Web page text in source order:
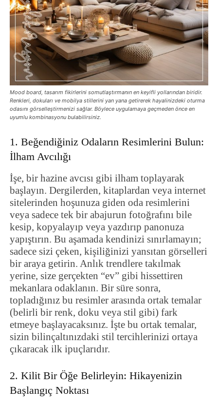
Mood board, tasarım fikirlerini somutlaştırmanın en keyifli yollarından biridir.
Renkleri, dokuları ve mobilya stillerini yan yana getirerek hayalinizdeki oturma
odasını görselleştirmenizi sağlar. Böylece uygulamaya geçmeden önce en
uyumlu kombinasyonu bulabilirsiniz.
1. Beğendiğiniz Odaların Resimlerini Bulun:
İlham Avcılığı
İşe, bir hazine avcısı gibi ilham toplayarak
başlayın. Dergilerden, kitaplardan veya internet
sitelerinden hoşunuza giden oda resimlerini
veya sadece tek bir abajurun fotoğrafını bile
kesip, kopyalayıp veya yazdırıp panonuza
yapıştırın. Bu aşamada kendinizi sınırlamayın;
sadece sizi çeken, kişiliğinizi yansıtan görselleri
bir araya getirin. Anlık trendlere takılmak
yerine, size gerçekten “ev” gibi hissettiren
mekanlara odaklanın. Bir süre sonra,
topladığınız bu resimler arasında ortak temalar
(belirli bir renk, doku veya stil gibi) fark
etmeye başlayacaksınız. İşte bu ortak temalar,
sizin bilinçaltınızdaki stil tercihlerinizi ortaya
çıkaracak ilk ipuçlarıdır.
2. Kilit Bir Öğe Belirleyin: Hikayenizin
Başlangıç Noktası